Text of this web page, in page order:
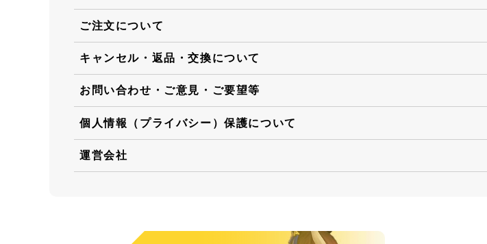
ご注文について
キャンセル・返品・交換について
お問い合わせ・ご意見・ご要望等
個人情報（プライバシー）保護について
運営会社